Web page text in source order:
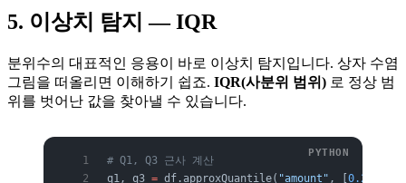
5. 이상치 탐지 — IQR
분위수의 대표적인 응용이 바로 이상치 탐지입니다. 상자 수염
그림을 떠올리면 이해하기 쉽죠. IQR(사분위 범위) 로 정상 범
위를 벗어난 값을 찾아낼 수 있습니다.
# Q1, Q3 근사 계산
q1, q3 = df.approxQuantile( "amount" , [0.25